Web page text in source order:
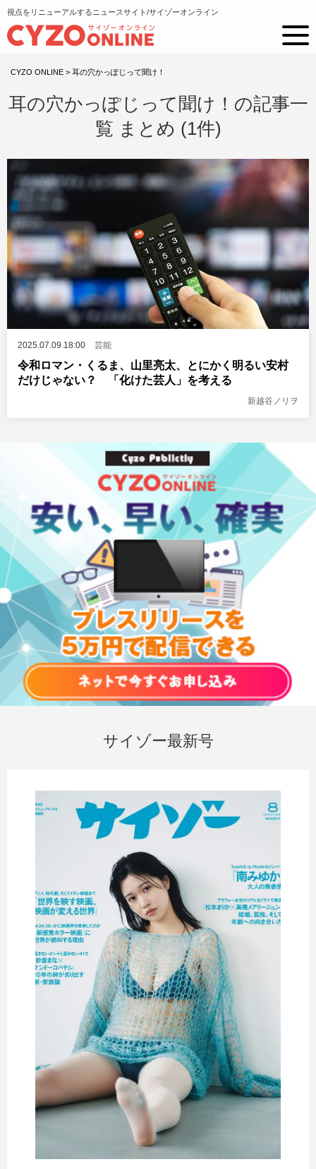
視点をリニューアルするニュースサイト/サイゾーオンライン
CYZO ONLINE > 耳の穴かっぽじって聞け！
耳の穴かっぽじって聞け！の記事一
覧 まとめ (1件)
2025.07.09 18:00 芸能
令和ロマン・くるま、山里亮太、とにかく明るい安村
だけじゃない？ 「化けた芸人」を考える
新越谷ノリヲ
サイゾー最新号